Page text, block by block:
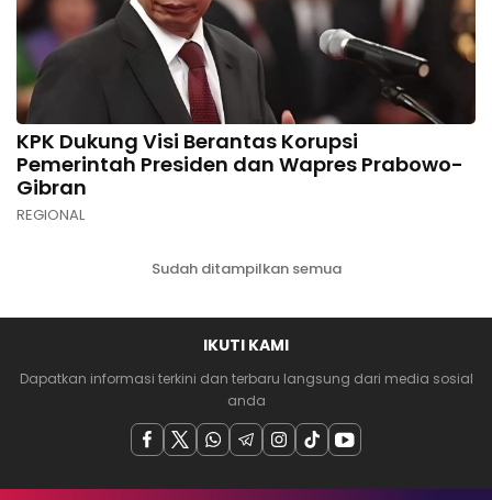
KPK Dukung Visi Berantas Korupsi
Pemerintah Presiden dan Wapres Prabowo-
Gibran
REGIONAL
Sudah ditampilkan semua
IKUTI KAMI
Dapatkan informasi terkini dan terbaru langsung dari media sosial
anda